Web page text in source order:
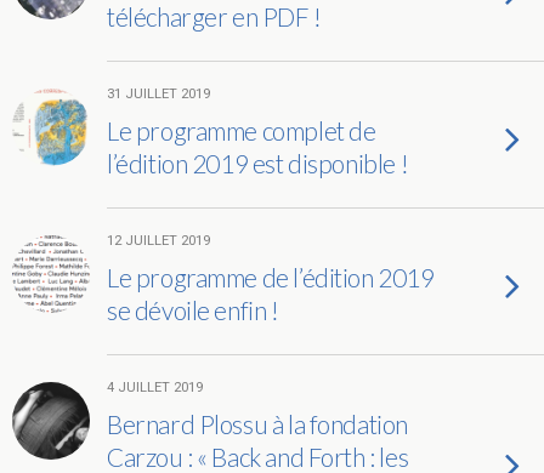
télécharger en PDF !
31 JUILLET 2019
Le programme complet de
l’édition 2019 est disponible !
12 JUILLET 2019
Le programme de l’édition 2019
se dévoile enfin !
4 JUILLET 2019
Bernard Plossu à la fondation
Carzou : « Back and Forth : les